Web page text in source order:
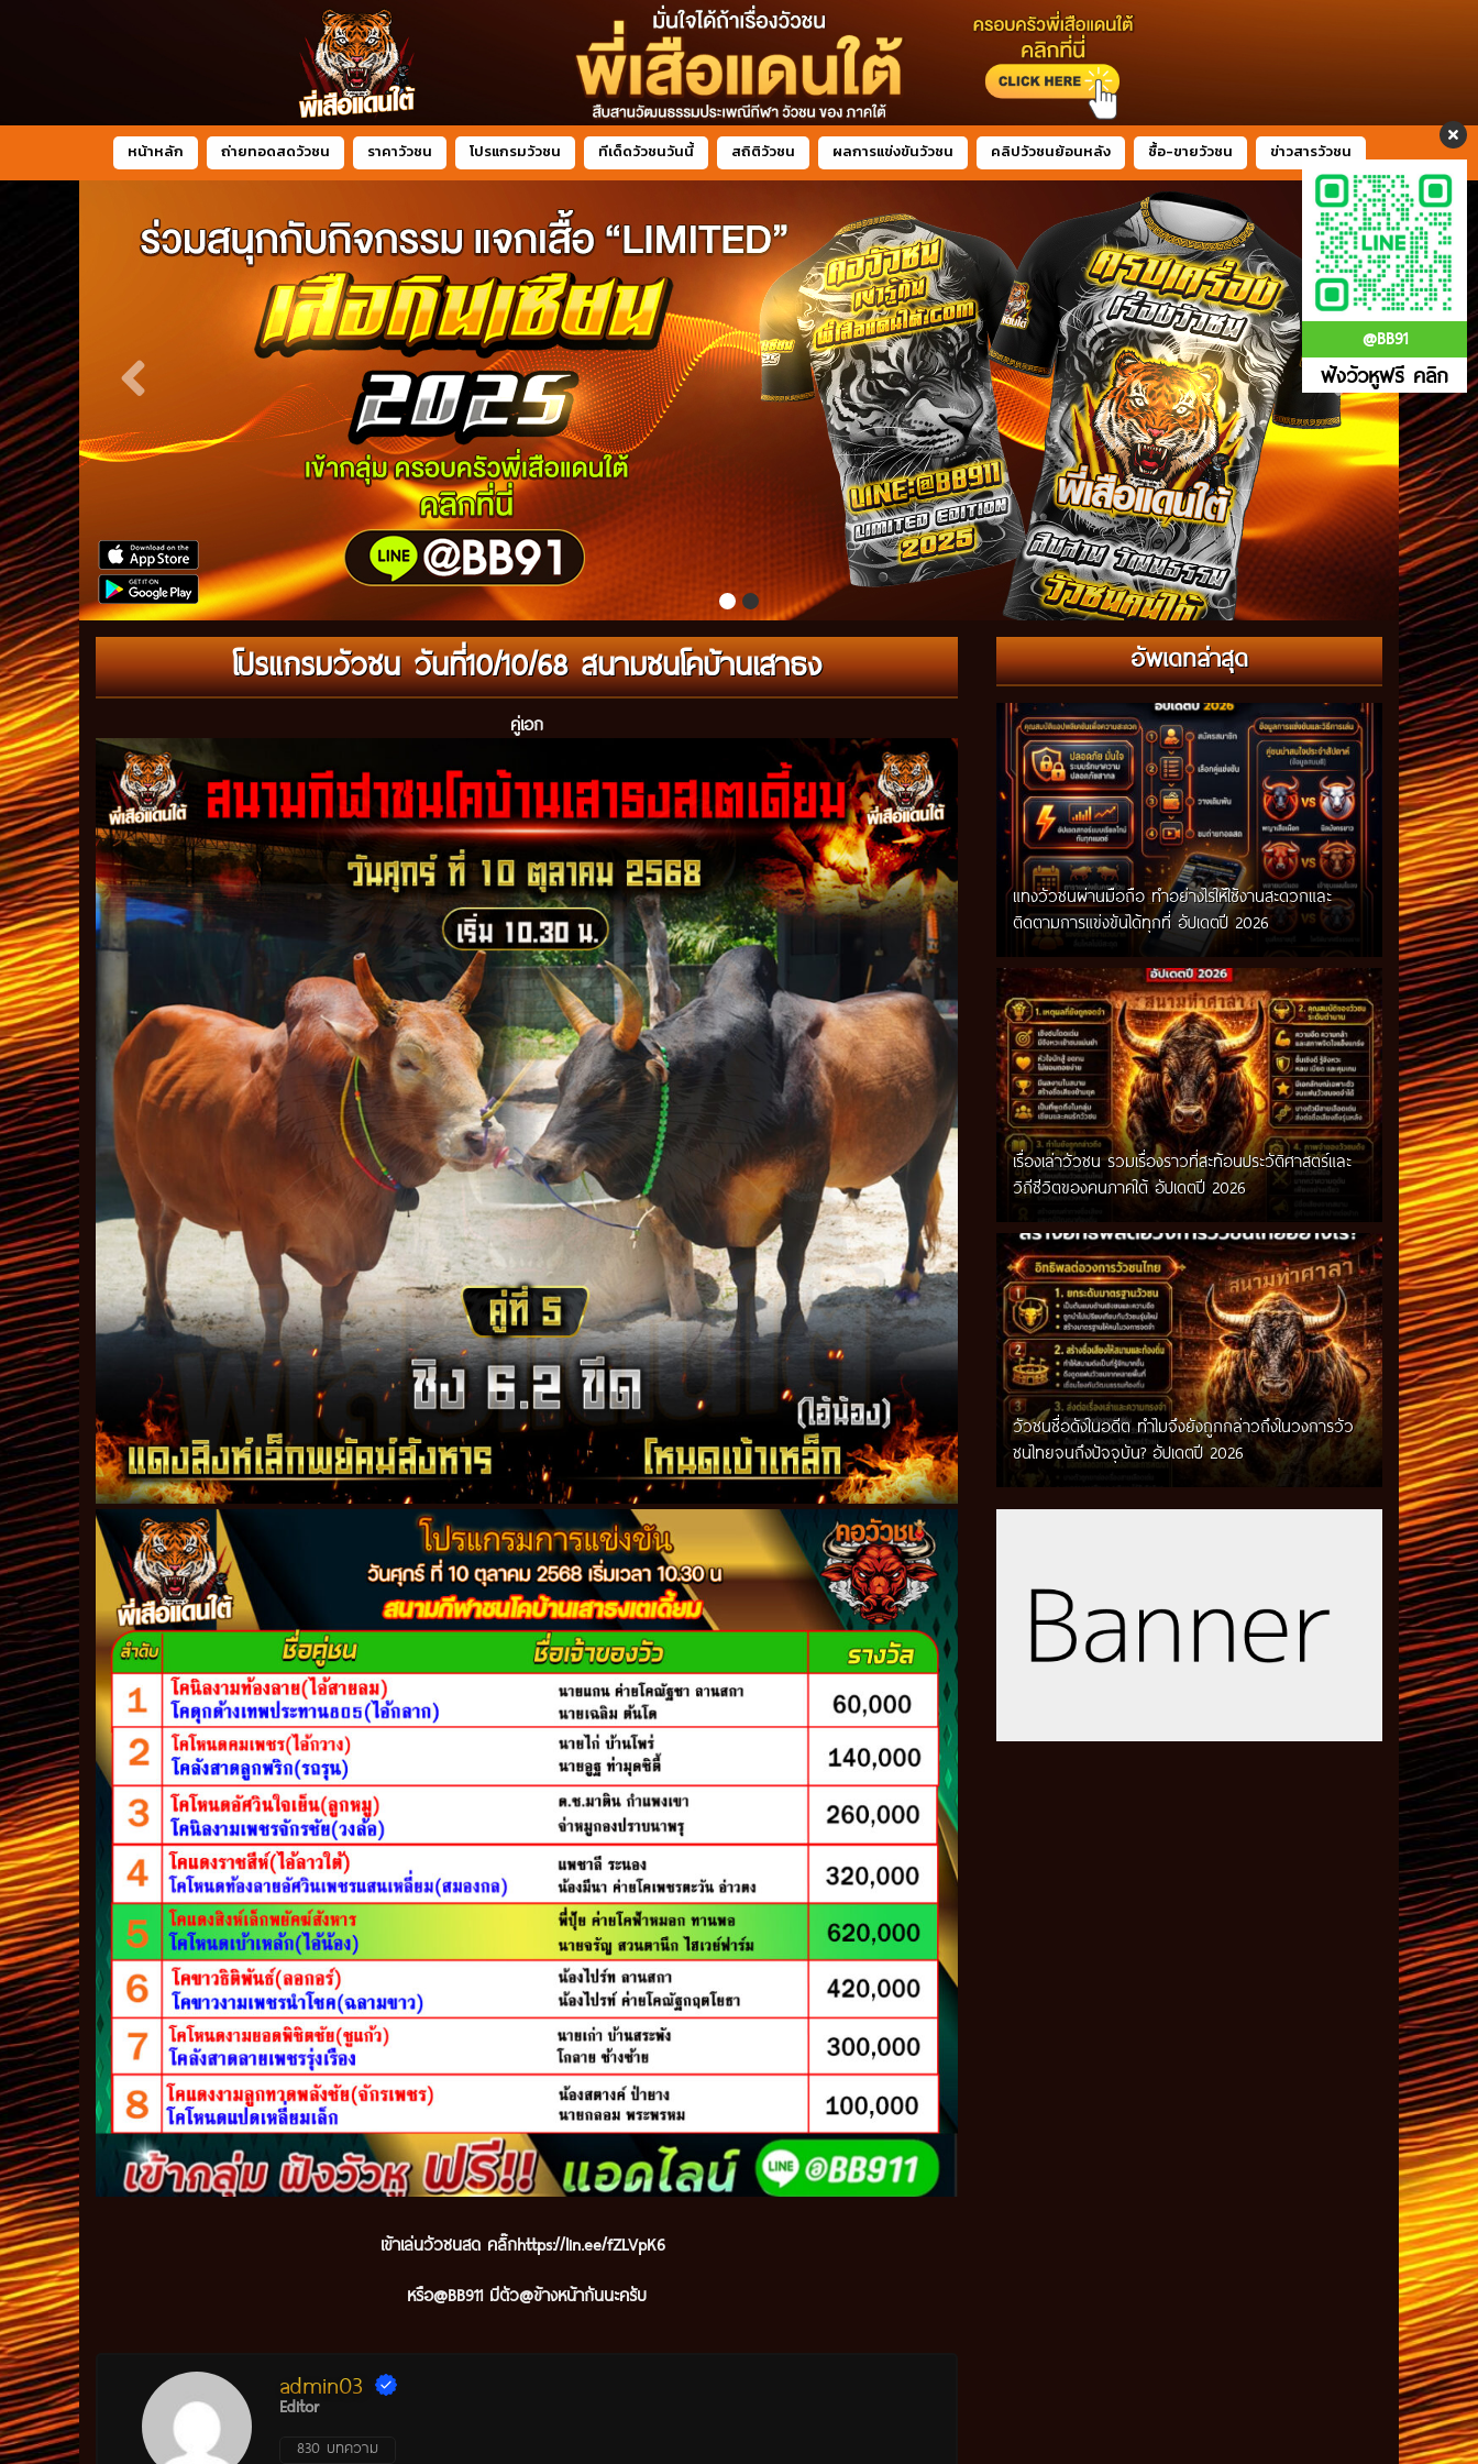
@BB91
ฟังวัวหูฟรี คลิก
หน้าหลัก ถ่ายทอดสดวัวชน ราคาวัวชน โปรแกรมวัวชน ทีเด็ดวัวชนวันนี้ สถิติวัวชน ผลการแข่งขันวัวชน คลิปวัวชนย้อนหลัง ซื้อ-ขายวัวชน ข่าวสารวัวชน
โปรแกรมวัวชน วันที่10/10/68 สนามชนโคบ้านเสาธง
คู่เอก
เข้าเล่นวัวชนสด คลิ๊กhttps://lin.ee/fZLVpK6
หรือ@BB911 มีตัว@ข้างหน้ากันนะครับ
admin03
Editor
830 บทความ
อัพเดทล่าสุด
แทงวัวชนผ่านมือถือ ทำอย่างไรให้ใช้งานสะดวกและ
ติดตามการแข่งขันได้ทุกที่ อัปเดตปี 2026
เรื่องเล่าวัวชน รวมเรื่องราวที่สะท้อนประวัติศาสตร์และ
วิถีชีวิตของคนภาคใต้ อัปเดตปี 2026
วัวชนชื่อดังในอดีต ทำไมจึงยังถูกกล่าวถึงในวงการวัว
ชนไทยจนถึงปัจจุบัน? อัปเดตปี 2026